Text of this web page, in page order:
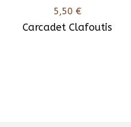
Carcadet Clafoutis
5,50 €